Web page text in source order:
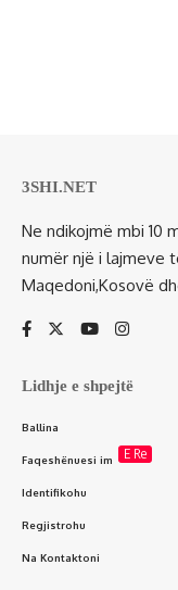
3SHI.NET
Ne ndikojmë mbi 10
numër një i lajmeve
Maqedoni,Kosovë
Lidhje e shpejtë
Ballina
Faqeshënuesi im E Re
Identifikohu
Regjistrohu
Na Kontaktoni